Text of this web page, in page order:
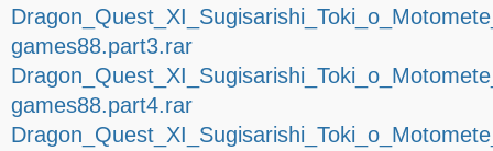
games88.part3.rar
games88.part4.rar